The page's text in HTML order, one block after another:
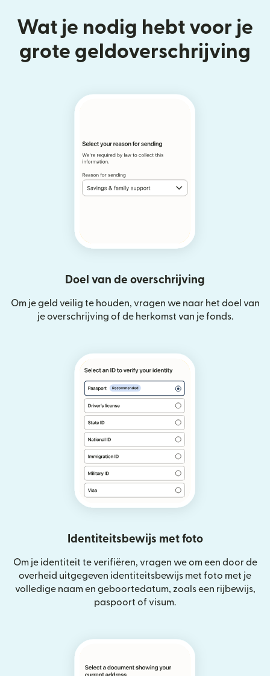
Wat je nodig hebt voor je
grote geldoverschrijving
Doel van de overschrijving
Om je geld veilig te houden, vragen we naar het doel van
je overschrijving of de herkomst van je fonds.
Identiteitsbewijs met foto
Om je identiteit te verifiëren, vragen we om een door de
overheid uitgegeven identiteitsbewijs met foto met je
volledige naam en geboortedatum, zoals een rijbewijs,
paspoort of visum.